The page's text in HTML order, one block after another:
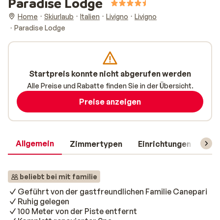
Home Skiurlaub Italien Livigno
Livigno
Paradise Lodge
Allgemein Zimmertypen Einrichtungen
beliebt bei mit familie
Geführt von der gastfreundlichen Familie Canepari
Ruhig gelegen
100 Meter von der Piste entfernt
Startpreis konnte nicht abgerufen werden
Alle Preise und Rabatte finden Sie in der Übersicht.
Preise anzeigen